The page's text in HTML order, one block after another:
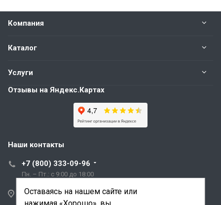
Компания
Каталог
Услуги
Отзывы на Яндекс.Картах
Наши контакты
+7 (800) 333-09-96
Пн. – Пт.: с 9:00 до 18:00
Санкт-Петербург,
Оставаясь на нашем сайте или